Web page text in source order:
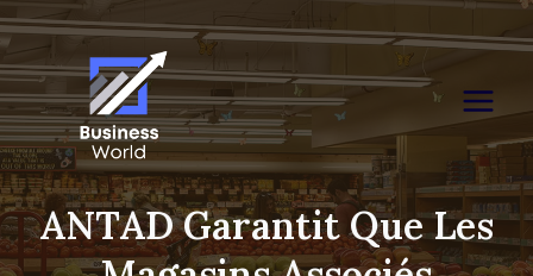
Skip
to
content
ANTAD Garantit Que Les